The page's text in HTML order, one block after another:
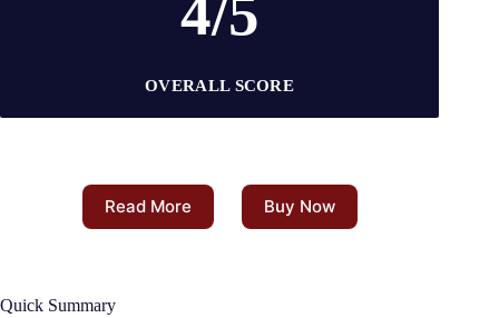
4/5
OVERALL SCORE
Read More Buy Now
Quick Summary